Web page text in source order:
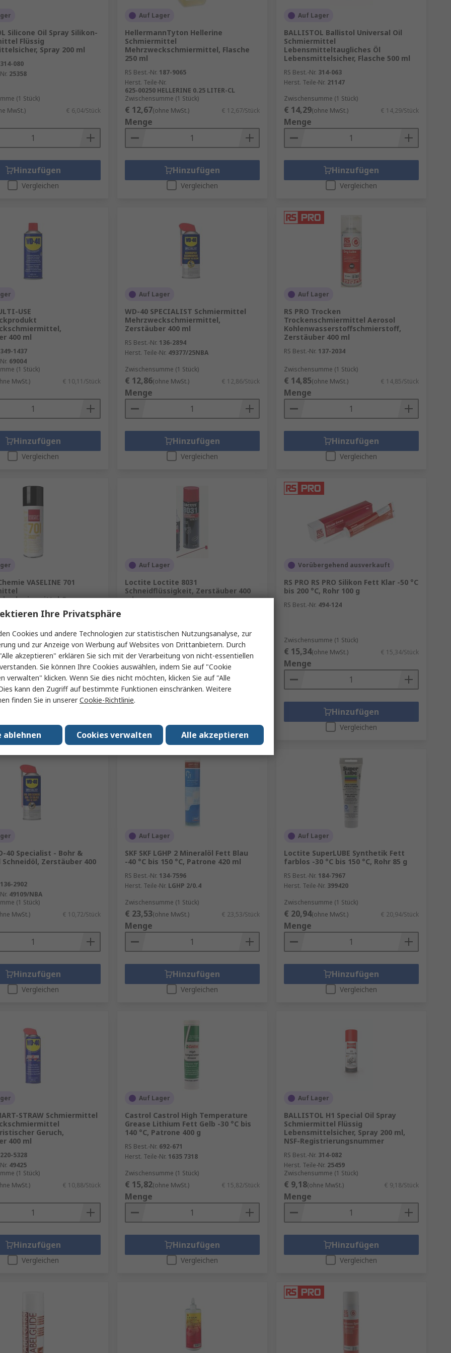
eingeteilt werden. Diese Gruppen sind wiederum in weitere Untergruppen
der Schmierstoffe stellen die Schmierstoffe auf Mineralölbasis dar. Diese Schmierstoffe
Des Weiteren gibt es Schmierstoffe auf der Basis tierischer oder pflanzlicher
mitbestimmen, sind die Viskosität und die Normenreihe, nach denen er
häufig auf Pflanzenölen basierende Schmierstoffe verwendet. Eine Alternative zu
als "Wollwachs" bezeichnete Lanolin. Weitere Arten sind feste Schmierstoffe, natürliche
Silicone Oil Spray Silikon-
Flüssig
Spray 200 ml
314-080
25358
(1 Stück)
MwSt.) € 6,04/Stück
Hinzufügen
Vergleichen
Auf Lager
HellermannTyton Hellerine
Schmiermittel
Mehrzweckschmiermittel, Flasche
250 ml
RS Best.-Nr. 187-9065
Herst. Teile-Nr.
625-00250 HELLERINE 0.25 LITER-CL
Zwischensumme (1 Stück)
€ 12,67(ohne MwSt.) € 12,67/Stück
Menge
Hinzufügen
Vergleichen
Auf Lager
BALLISTOL Ballistol Universal Oil
Schmiermittel
Lebensmitteltaugliches Öl
Lebensmittelsicher, Flasche 500 ml
RS Best.-Nr. 314-063
Herst. Teile-Nr. 21147
Zwischensumme (1 Stück)
€ 14,29(ohne MwSt.) € 14,29/Stück
Menge
Hinzufügen
Vergleichen
USE
400 ml
349-1437
69004
(1 Stück)
MwSt.) € 10,11/Stück
Hinzufügen
Vergleichen
Auf Lager
WD-40 SPECIALIST Schmiermittel
Mehrzweckschmiermittel,
Zerstäuber 400 ml
RS Best.-Nr. 136-2894
Herst. Teile-Nr. 49377/25NBA
Zwischensumme (1 Stück)
€ 12,86(ohne MwSt.) € 12,86/Stück
Menge
Hinzufügen
Vergleichen
Auf Lager
RS PRO Trocken
Trockenschmiermittel Aerosol
Kohlenwasserstoffschmierstoff,
Zerstäuber 400 ml
RS Best.-Nr. 137-2034
Zwischensumme (1 Stück)
€ 14,85(ohne MwSt.) € 14,85/Stück
Menge
Hinzufügen
Vergleichen
VASELINE 701
Creme,
270 ml / 200 ml
83509
(1 Stück)
MwSt.) € 11,91/Stück
Vergleichen
Auf Lager
Loctite Loctite 8031
Schneidflüssigkeit, Zerstäuber 400
ml
Zwischensumme (1 Stück)
€ 26,22 (ohne MwSt.) € 26,22/Stück
Menge
Vergleichen
Vorübergehend ausverkauft
RS PRO RS PRO Silikon Fett Klar -50 °C
bis 200 °C, Rohr 100 g
RS Best.-Nr. 494-124
Zwischensumme (1 Stück)
€ 15,34(ohne MwSt.) € 15,34/Stück
Menge
Hinzufügen
Vergleichen
40 Specialist - Bohr &
Schneidöl, Zerstäuber 400
136-2902
49109/NBA
(1 Stück)
MwSt.) € 10,72/Stück
Hinzufügen
Vergleichen
Auf Lager
SKF SKF LGHP 2 Mineralöl Fett Blau
-40 °C bis 150 °C, Patrone 420 ml
RS Best.-Nr. 134-7596
Herst. Teile-Nr. LGHP 2/0.4
Zwischensumme (1 Stück)
€ 23,53(ohne MwSt.) € 23,53/Stück
Menge
Hinzufügen
Vergleichen
Auf Lager
Loctite SuperLUBE Synthetik Fett
farblos -30 °C bis 150 °C, Rohr 85 g
RS Best.-Nr. 184-7967
Herst. Teile-Nr. 399420
Zwischensumme (1 Stück)
€ 20,94(ohne MwSt.) € 20,94/Stück
Menge
Hinzufügen
Vergleichen
STRAW Schmiermittel
Geruch,
400 ml
220-5328
49425
(1 Stück)
MwSt.) € 10,88/Stück
Hinzufügen
Vergleichen
Auf Lager
Castrol Castrol High Temperature
Grease Lithium Fett Gelb -30 °C bis
140 °C, Patrone 400 g
RS Best.-Nr. 692-671
Herst. Teile-Nr. 1635 7318
Zwischensumme (1 Stück)
€ 15,82(ohne MwSt.) € 15,82/Stück
Menge
Hinzufügen
Vergleichen
Auf Lager
BALLISTOL H1 Special Oil Spray
Schmiermittel Flüssig
Lebensmittelsicher, Spray 200 ml,
NSF-Registrierungsnummer
RS Best.-Nr. 314-082
Herst. Teile-Nr. 25459
Zwischensumme (1 Stück)
€ 9,18(ohne MwSt.) € 9,18/Stück
Menge
Hinzufügen
Vergleichen
Ihre Privatsphäre
Cookies und andere Technologien zur statistischen Nutzungsanalyse, zur
und zur Anzeige von Werbung auf Websites von Drittanbietern. Durch
akzeptieren" erklären Sie sich mit der Verarbeitung von nicht-essentiellen
Sie können Ihre Cookies auswählen, indem Sie auf "Cookie
verwalten" klicken. Wenn Sie dies nicht möchten, klicken Sie auf "Alle
kann den Zugriff auf bestimmte Funktionen einschränken. Weitere
finden Sie in unsererCookie-Richtlinie.
Alle akzeptieren
Cookies verwalten
ablehnen